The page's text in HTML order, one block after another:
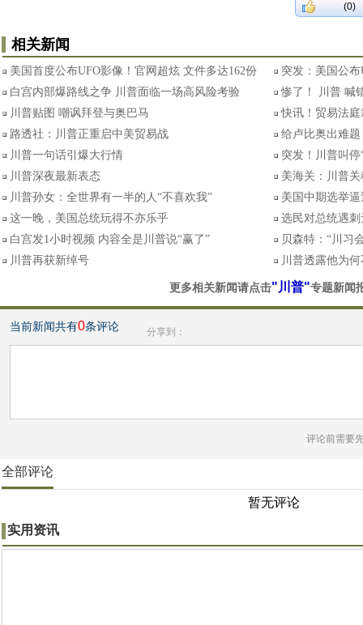
(0)
相关新闻
美国首度公布UFO影像！官网超炫 文件多达162份
突发：美国公
白宫内部爆路线之争 川普面临一场高风险考验
惨了！ 川普 喊
川普贴图 嘲讽拜登与奥巴马
快讯！贸易法
路透社：川普正重启中美贸易战
给卢比奥出难
川普一句话引爆大行情
突发！川普叫停
川普深夜最新表态
美海关：川普
川普孙女：全世界有一半的人“不喜欢我”
美国中期选举
这一晚，美国总统玩得不亦乐乎
选民对总统遇
白宫发1小时视频 内容全是川普说“赢了”
贝森特：“川习
川普再获新绰号
川普透露他为
更多相关新闻请点击"川普"专题新闻
当前新闻共有0条评论 分享到：
评论前需要
全部评论
暂无评论
实用资讯